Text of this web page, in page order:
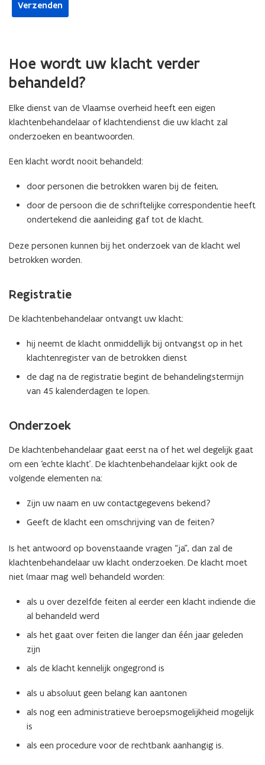
Hoe wordt uw klacht verder
behandeld?
Elke dienst van de Vlaamse overheid heeft een eigen
klachtenbehandelaar of klachtendienst die uw klacht zal
onderzoeken en beantwoorden.
Een klacht wordt nooit behandeld:
door personen die betrokken waren bij de feiten,
door de persoon die de schriftelijke correspondentie heeft
ondertekend die aanleiding gaf tot de klacht.
Deze personen kunnen bij het onderzoek van de klacht wel
betrokken worden.
Registratie
De klachtenbehandelaar ontvangt uw klacht:
hij neemt de klacht onmiddellijk bij ontvangst op in het
klachtenregister van de betrokken dienst
de dag na de registratie begint de behandelingstermijn
van 45 kalenderdagen te lopen.
Onderzoek
De klachtenbehandelaar gaat eerst na of het wel degelijk gaat
om een ‘echte klacht’. De klachtenbehandelaar kijkt ook de
volgende elementen na:
Zijn uw naam en uw contactgegevens bekend?
Geeft de klacht een omschrijving van de feiten?
Is het antwoord op bovenstaande vragen “ja”, dan zal de
klachtenbehandelaar uw klacht onderzoeken. De klacht moet
niet (maar mag wel) behandeld worden:
als u over dezelfde feiten al eerder een klacht indiende die
al behandeld werd
als het gaat over feiten die langer dan één jaar geleden
zijn
als de klacht kennelijk ongegrond is
als u absoluut geen belang kan aantonen
als nog een administratieve beroepsmogelijkheid mogelijk
is
als een procedure voor de rechtbank aanhangig is.